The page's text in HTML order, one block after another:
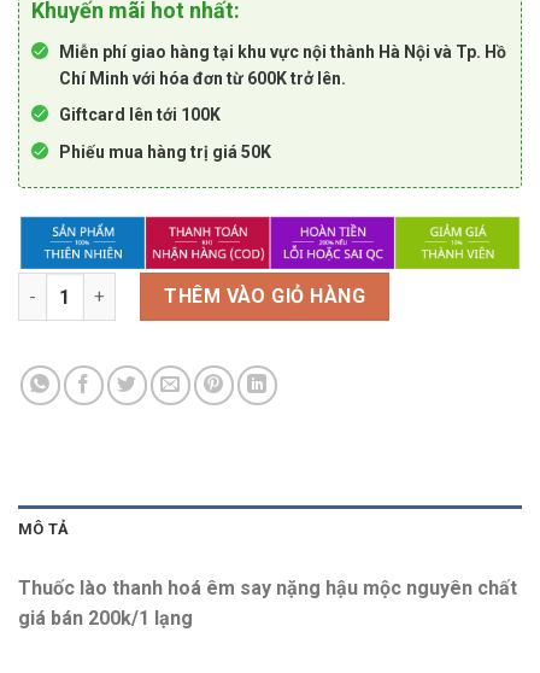
Khuyến mãi hot nhất:
Miễn phí giao hàng tại khu vực nội thành Hà Nội và Tp. Hồ
Chí Minh với hóa đơn từ 600K trở lên.
Giftcard lên tới 100K
Phiếu mua hàng trị giá 50K
Thuốc lào thanh hoá êm say nặng hậu mộc nguyên chất giá
THÊM VÀO GIỎ HÀNG
MÔ TẢ
Thuốc lào thanh hoá êm say nặng hậu mộc nguyên chất
giá bán 200k/1 lạng